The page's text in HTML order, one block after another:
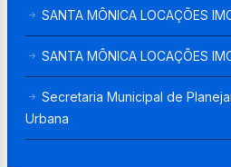
SANTA MÔNICA LOCAÇÕES
SANTA MÔNICA LOCAÇÕES
Secretaria Municipal de
Urbana